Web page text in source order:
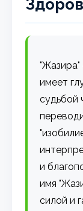
"Жазира"
имеет
судьбой
и
имя
силой и